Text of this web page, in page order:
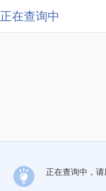
正在查询中
正在查询中，